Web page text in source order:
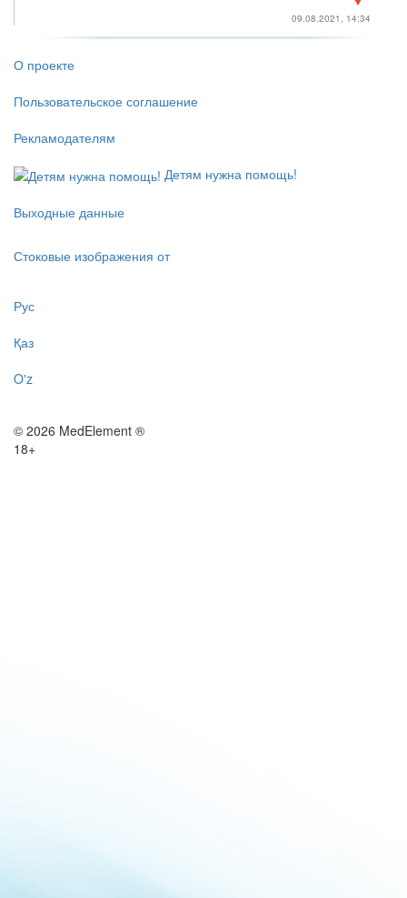
09.08.2021, 14:34
О проекте
Пользовательское соглашение
Рекламодателям
Детям нужна помощь!
Выходные данные
Стоковые изображения от
Рус
Қаз
O'z
© 2026 MedElement ®
18+